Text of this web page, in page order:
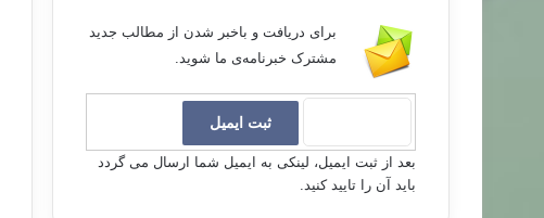
برای دریافت و باخبر شدن از مطالب جدید
مشترک خبرنامه‌ی ما شوید.
بعد از ثبت ایمیل، لینکی به ایمیل شما ارسال می گردد
باید آن را تایید کنید.